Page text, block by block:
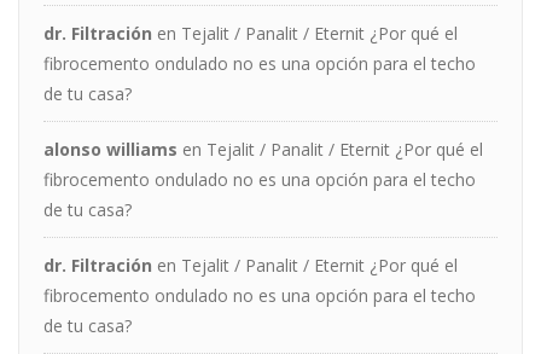
dr. Filtración en Tejalit / Panalit / Eternit ¿Por qué el
fibrocemento ondulado no es una opción para el techo
de tu casa?
alonso williams en Tejalit / Panalit / Eternit ¿Por qué el
fibrocemento ondulado no es una opción para el techo
de tu casa?
dr. Filtración en Tejalit / Panalit / Eternit ¿Por qué el
fibrocemento ondulado no es una opción para el techo
de tu casa?